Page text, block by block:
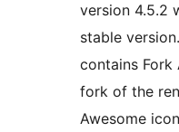
version 4.5.2
stable
contains Fork
fork of the
Awesome